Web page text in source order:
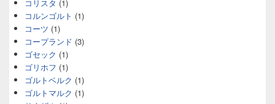
コリスタ (1)
コルンゴルト (1)
コーツ (1)
コープランド (3)
ゴセック (1)
ゴリホフ (1)
ゴルトベルク (1)
ゴルトマルク (1)